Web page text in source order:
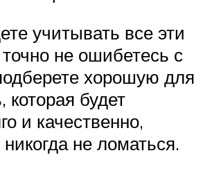
учитывать все эти
не ошибетесь с
хорошую для
которая будет
и качественно,
не ломаться.